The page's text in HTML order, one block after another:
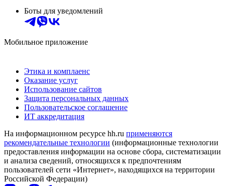
Боты для уведомлений
Мобильное приложение
Этика и комплаенс
Оказание услуг
Использование сайтов
Защита персональных данных
Пользовательское соглашение
ИТ аккредитация
На информационном ресурсе hh.ru применяются
рекомендательные технологии (информационные технологии
предоставления информации на основе сбора, систематизации
и анализа сведений, относящихся к предпочтениям
пользователей сети «Интернет», находящихся на территории
Российской Федерации)